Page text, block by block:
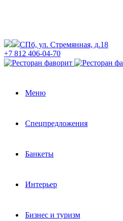
СПб, ул. Стремянная, д.18
+7 812 406-04-70
Меню
Спецпредложения
Банкеты
Интерьер
Бизнес и туризм